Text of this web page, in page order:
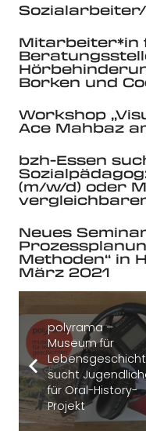
Mitarbeiter*in
Borken und
Workshop
Ace Mahbaz
bzh-Essen
(m/w/d) oder
Neues
Methoden“ in
März 2021
polyrama –
Museum für
sucht
für Oral-History-
Projekt